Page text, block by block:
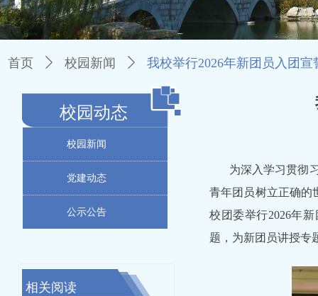
首页 ꄲ 校园新闻 ꄲ 我校举行2026年新团员入团
为深入学习贯彻
青年团员树立正确的
校团委举行2026年
题，为新团员讲授专
校园新闻
党建动态
公示公告
校园动态
相关阅读
끔 竞争性磋商公告
끔
끔
끔
끔
끔
끔
끔
끔
끔
끔
끔
끔
끔
끔